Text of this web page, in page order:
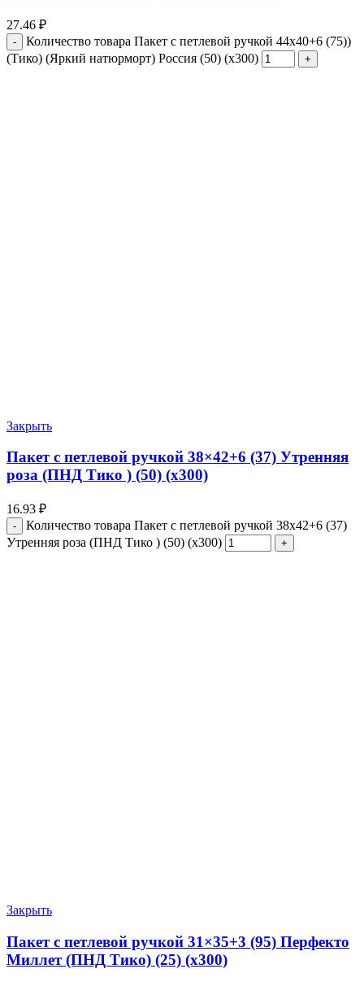
27.46 ₽
Количество товара Пакет с петлевой ручкой 44x40+6 (75))
(Тико) (Яркий натюрморт) Россия (50) (х300)
Закрыть
Пакет с петлевой ручкой 38×42+6 (37) Утренняя
роза (ПНД Тико ) (50) (х300)
16.93 ₽
Количество товара Пакет с петлевой ручкой 38x42+6 (37)
Утренняя роза (ПНД Тико ) (50) (х300)
Закрыть
Пакет с петлевой ручкой 31×35+3 (95) Перфекто
Миллет (ПНД Тико) (25) (х300)